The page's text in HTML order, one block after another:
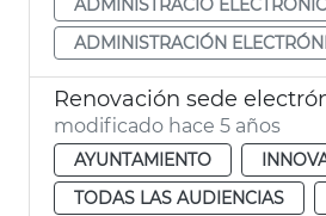
ADMINISTRACIÓN
Renovación sede
modificado hace 5 años
AYUNTAMIENTO
TODAS LAS AUDIENCIAS